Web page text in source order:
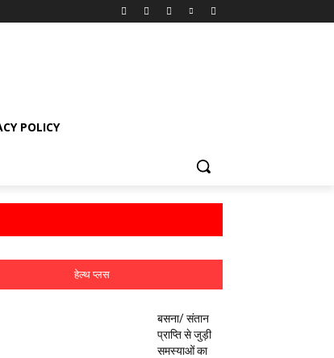
POLICY
हेल्थ प्लस
बसना/ संतान
प्राप्ति से जुड़ी
समस्याओं का